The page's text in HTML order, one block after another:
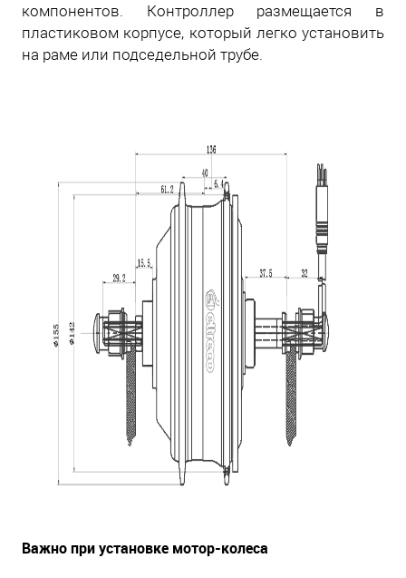
компонентов. Контроллер размещается в
пластиковом корпусе, который легко установить
на раме или подседельной трубе.
Важно при установке мотор-колеса